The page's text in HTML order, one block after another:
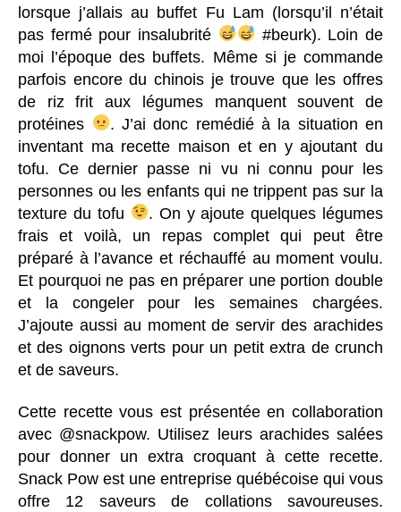
lorsque j’allais au buffet Fu Lam (lorsqu’il n’était
pas fermé pour insalubrité
#beurk). Loin de
moi l’époque des buffets. Même si je commande
parfois encore du chinois je trouve que les offres
de riz frit aux légumes manquent souvent de
protéines
. J’ai donc remédié à la situation en
inventant ma recette maison et en y ajoutant du
tofu. Ce dernier passe ni vu ni connu pour les
personnes ou les enfants qui ne trippent pas sur la
texture du tofu
. On y ajoute quelques légumes
frais et voilà, un repas complet qui peut être
préparé à l’avance et réchauffé au moment voulu.
Et pourquoi ne pas en préparer une portion double
et la congeler pour les semaines chargées.
J’ajoute aussi au moment de servir des arachides
et des oignons verts pour un petit extra de crunch
et de saveurs.
Cette recette vous est présentée en collaboration
avec @snackpow. Utilisez leurs arachides salées
pour donner un extra croquant à cette recette.
Snack Pow est une entreprise québécoise qui vous
offre 12 saveurs de collations savoureuses.